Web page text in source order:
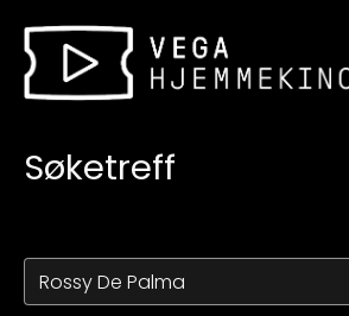
Tilgjengelighetslenker
Søketreff